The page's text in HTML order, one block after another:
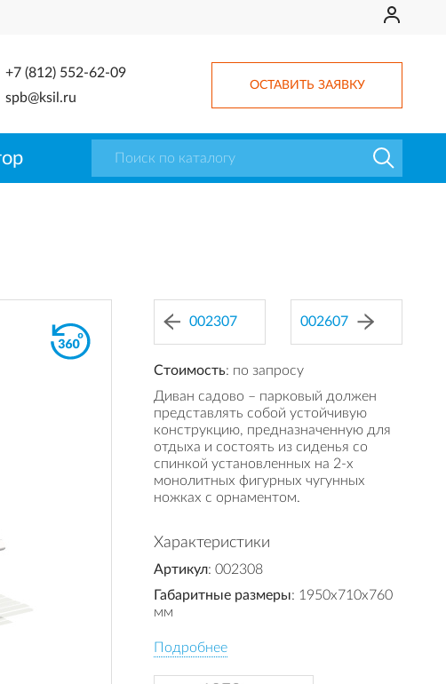
+7 (812) 552-62-09
spb@ksil.ru
ОСТАВИТЬ ЗАЯВКУ
002307 002607
Стоимость: по запросу
Диван садово – парковый должен
представлять собой устойчивую
конструкцию, предназначенную для
отдыха и состоять из сиденья со
спинкой установленных на 2-х
монолитных фигурных чугунных
ножках с орнаментом.
Характеристики
Артикул: 002308
Габаритные размеры: 1950x710x760
мм
Подробнее